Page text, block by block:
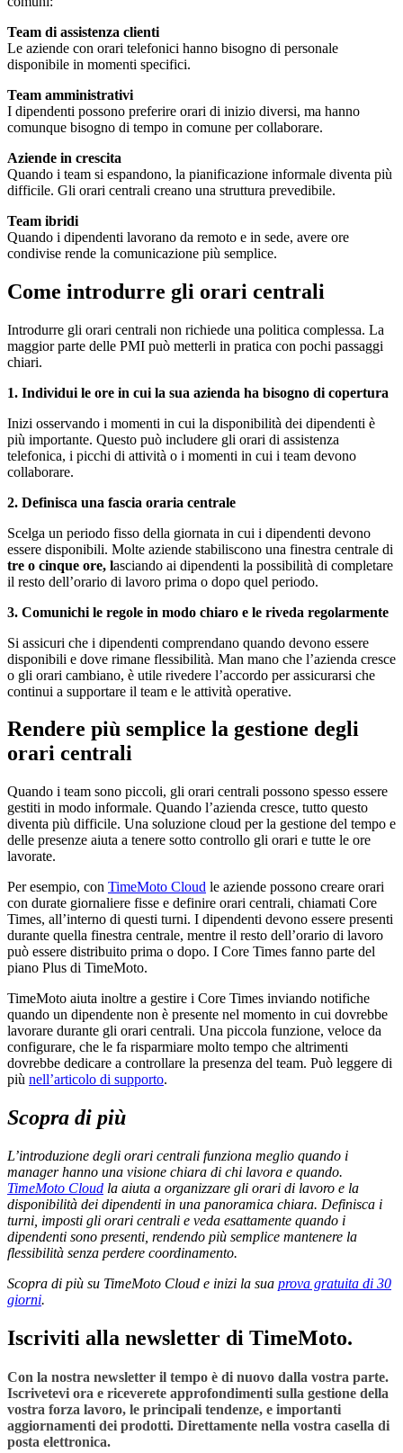
Team di assistenza clienti
Le aziende con orari telefonici hanno bisogno di personale
disponibile in momenti specifici.
Team amministrativi
I dipendenti possono preferire orari di inizio diversi, ma hanno
comunque bisogno di tempo in comune per collaborare.
Aziende in crescita
Quando i team si espandono, la pianificazione informale diventa più
difficile. Gli orari centrali creano una struttura prevedibile.
Team ibridi
Quando i dipendenti lavorano da remoto e in sede, avere ore
condivise rende la comunicazione più semplice.
Come introdurre gli orari centrali
Introdurre gli orari centrali non richiede una politica complessa. La
maggior parte delle PMI può metterli in pratica con pochi passaggi
chiari.
1. Individui le ore in cui la sua azienda ha bisogno di copertura
Inizi osservando i momenti in cui la disponibilità dei dipendenti è
più importante. Questo può includere gli orari di assistenza
telefonica, i picchi di attività o i momenti in cui i team devono
collaborare.
2. Definisca una fascia oraria centrale
Scelga un periodo fisso della giornata in cui i dipendenti devono
essere disponibili. Molte aziende stabiliscono una finestra centrale di
tre o cinque ore, lasciando ai dipendenti la possibilità di completare
il resto dell’orario di lavoro prima o dopo quel periodo.
3. Comunichi le regole in modo chiaro e le riveda regolarmente
Si assicuri che i dipendenti comprendano quando devono essere
disponibili e dove rimane flessibilità. Man mano che l’azienda cresce
o gli orari cambiano, è utile rivedere l’accordo per assicurarsi che
continui a supportare il team e le attività operative.
Rendere più semplice la gestione degli
orari centrali
Quando i team sono piccoli, gli orari centrali possono spesso essere
gestiti in modo informale. Quando l’azienda cresce, tutto questo
diventa più difficile. Una soluzione cloud per la gestione del tempo e
delle presenze aiuta a tenere sotto controllo gli orari e tutte le ore
lavorate.
Per esempio, con TimeMoto Cloud le aziende possono creare orari
con durate giornaliere fisse e definire orari centrali, chiamati Core
Times, all’interno di questi turni. I dipendenti devono essere presenti
durante quella finestra centrale, mentre il resto dell’orario di lavoro
può essere distribuito prima o dopo. I Core Times fanno parte del
piano Plus di TimeMoto.
TimeMoto aiuta inoltre a gestire i Core Times inviando notifiche
quando un dipendente non è presente nel momento in cui dovrebbe
lavorare durante gli orari centrali. Una piccola funzione, veloce da
configurare, che le fa risparmiare molto tempo che altrimenti
dovrebbe dedicare a controllare la presenza del team. Può leggere di
più nell’articolo di supporto.
Scopra di più
L’introduzione degli orari centrali funziona meglio quando i
manager hanno una visione chiara di chi lavora e quando.
TimeMoto Cloud la aiuta a organizzare gli orari di lavoro e la
disponibilità dei dipendenti in una panoramica chiara. Definisca i
turni, imposti gli orari centrali e veda esattamente quando i
dipendenti sono presenti, rendendo più semplice mantenere la
flessibilità senza perdere coordinamento.
Scopra di più su TimeMoto Cloud e inizi la sua prova gratuita di 30
giorni.
Iscriviti alla newsletter di TimeMoto.
Con la nostra newsletter il tempo è di nuovo dalla vostra parte.
Iscrivetevi ora e riceverete approfondimenti sulla gestione della
vostra forza lavoro, le principali tendenze, e importanti
aggiornamenti dei prodotti. Direttamente nella vostra casella di
posta elettronica.